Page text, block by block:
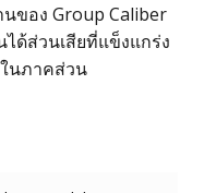
ของ Group Caliber
ด้ส่วนเสียที่แข็งแกร่ง
นภาคส่วน